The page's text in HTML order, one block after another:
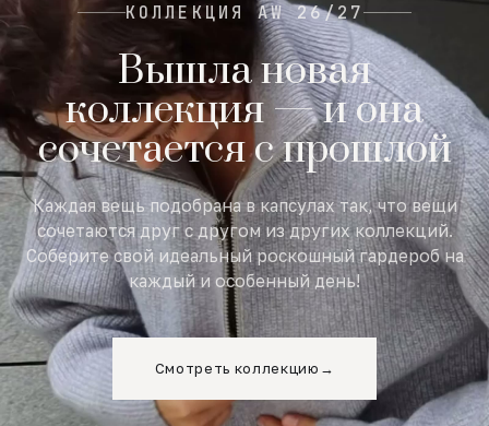
КОЛЛЕКЦИЯ AW 26/27
Вышла новая
коллекция — и она
сочетается с прошлой
Каждая вещь подобрана в капсулах так, что вещи
сочетаются друг с другом из других коллекций.
Соберите свой идеальный роскошный гардероб на
каждый и особенный день!
Смотреть коллекцию →